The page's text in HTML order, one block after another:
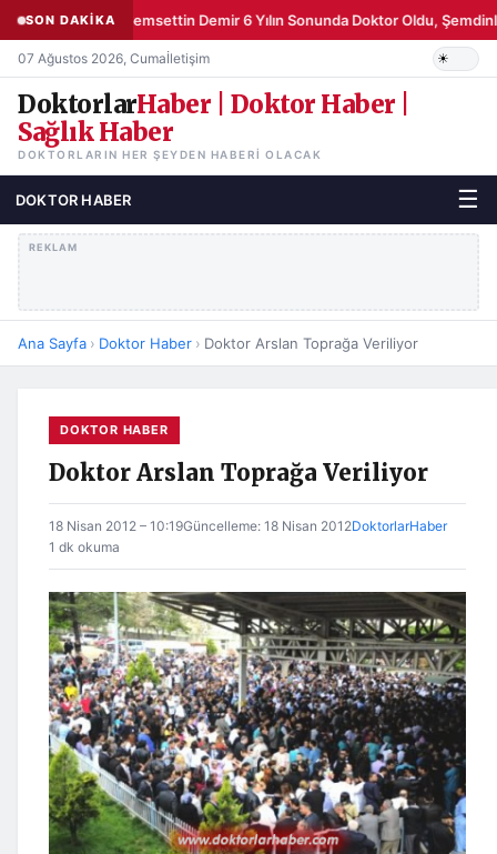
SON DAKİKA Şemsettin Demir 6 Yılın Sonunda Doktor Oldu,
07 Ağustos 2026, Cumaİletişim
DoktorlarHaber | Doktor Haber |
Sağlık Haber
DOKTORLARIN HER ŞEYDEN HABERI OLACAK
DOKTOR HABER ☰
REKLAM
Ana Sayfa › Doktor Haber › Doktor Arslan Toprağa Veriliyor
DOKTOR HABER
Doktor Arslan Toprağa Veriliyor
18 Nisan 2012 – 10:19Güncelleme: 18 Nisan 2012DoktorlarHaber
1 dk okuma